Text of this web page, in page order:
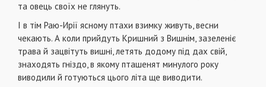
та овець своїх не глянуть.
І в тім Раю-Ирії ясному птахи взимку живуть, весни
чекають. А коли прийдуть Кришний з Вишнім, зазеленіє
трава й зацвітуть вишні, летять додому під дах свій,
знаходять гніздо, в якому пташенят минулого року
виводили й готуються цього літа ще виводити.